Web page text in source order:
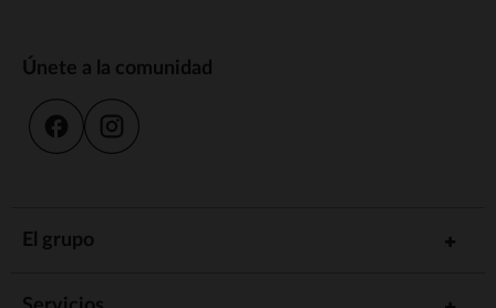
Únete a la comunidad
El grupo